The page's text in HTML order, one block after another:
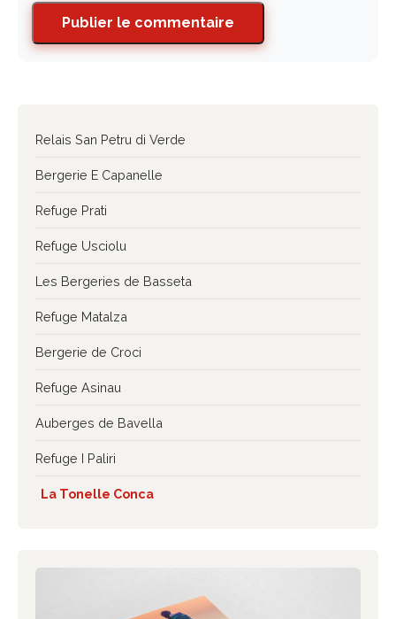
Publier le commentaire
Relais San Petru di Verde
Bergerie E Capanelle
Refuge Prati
Refuge Usciolu
Les Bergeries de Basseta
Refuge Matalza
Bergerie de Croci
Refuge Asinau
Auberges de Bavella
Refuge I Paliri
La Tonelle Conca